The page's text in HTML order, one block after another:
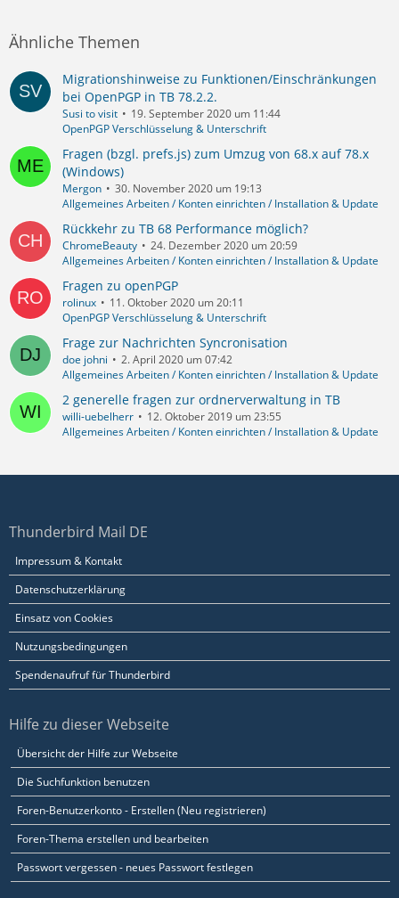
Ähnliche Themen
Migrationshinweise zu Funktionen/Einschränkungen
bei OpenPGP in TB 78.2.2.
Susi to visit
19. September 2020 um 11:44
OpenPGP Verschlüsselung & Unterschrift
Fragen (bzgl. prefs.js) zum Umzug von 68.x auf 78.x
(Windows)
Mergon
30. November 2020 um 19:13
Allgemeines Arbeiten / Konten einrichten / Installation & Update
Rückkehr zu TB 68 Performance möglich?
ChromeBeauty
24. Dezember 2020 um 20:59
Allgemeines Arbeiten / Konten einrichten / Installation & Update
Fragen zu openPGP
rolinux
11. Oktober 2020 um 20:11
OpenPGP Verschlüsselung & Unterschrift
Frage zur Nachrichten Syncronisation
doe johni
2. April 2020 um 07:42
Allgemeines Arbeiten / Konten einrichten / Installation & Update
2 generelle fragen zur ordnerverwaltung in TB
willi-uebelherr
12. Oktober 2019 um 23:55
Allgemeines Arbeiten / Konten einrichten / Installation & Update
Thunderbird Mail DE
Impressum & Kontakt
Datenschutzerklärung
Einsatz von Cookies
Nutzungsbedingungen
Spendenaufruf für Thunderbird
Hilfe zu dieser Webseite
Übersicht der Hilfe zur Webseite
Die Suchfunktion benutzen
Foren-Benutzerkonto - Erstellen (Neu registrieren)
Foren-Thema erstellen und bearbeiten
Passwort vergessen - neues Passwort festlegen